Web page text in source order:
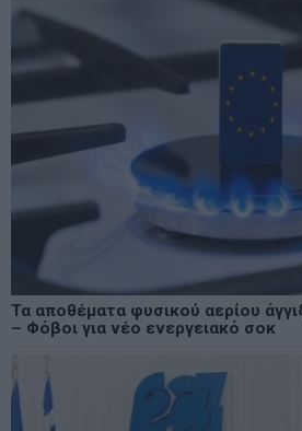
Τα αποθέματα φυσικού αερίου
– Φόβοι για νέο ενεργειακό σοκ